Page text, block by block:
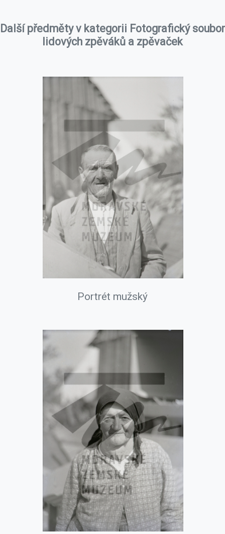
Další předměty v kategorii Fotografický soubor
lidových zpěváků a zpěvaček
Portrét mužský